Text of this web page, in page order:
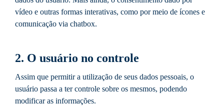
vídeo e outras formas interativas, como por meio de ícones e
comunicação via chatbox.
2. O usuário no controle
Assim que permitir a utilização de seus dados pessoais, o
usuário passa a ter controle sobre os mesmos, podendo
modificar as informações.